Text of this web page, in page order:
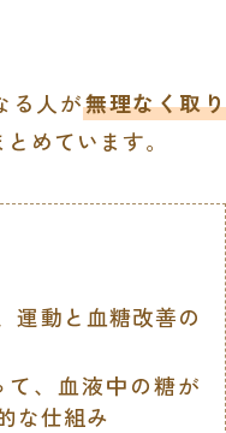
る人が無理なく取り
めています。
運動と血糖改善の
、血液中の糖が
な仕組み